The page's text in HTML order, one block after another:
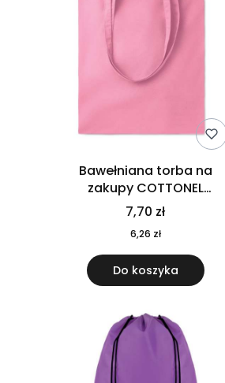
Bawełniana torba na
zakupy COTTONEL
COLOUR++ MO9846-11
7,70 zł
6,26 zł
Do koszyka